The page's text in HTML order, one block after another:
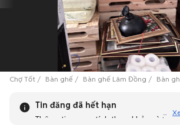
Chợ Tốt Bàn ghế Bàn ghế Lâm Đồng Bàn
Tin đăng đã hết hạn
Thông tin mang tính tham khảo và bạn